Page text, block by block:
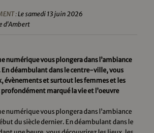
:Le samedi 13 juin 2026
d'Ambert
numérique vous plongera dans l’ambiance
En déambulant dans le centre-ville, vous
évènements et surtout les femmes et les
marqué la vie et l’oeuvre
numérique vous plongera dans l’ambiance
du siècle dernier. En déambulant dans le